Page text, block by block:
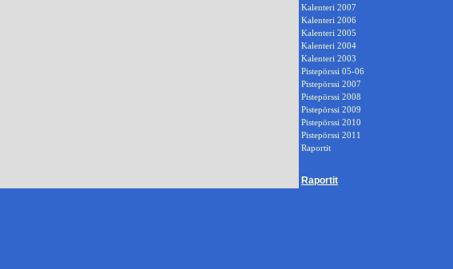
Kalenteri 2007
Kalenteri 2006
Kalenteri 2005
Kalenteri 2004
Kalenteri 2003
Pistepörssi 05-06
Pistepörssi 2007
Pistepörssi 2008
Pistepörssi 2009
Pistepörssi 2010
Pistepörssi 2011
Raportit
Raportit